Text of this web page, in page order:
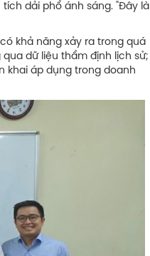
dải phổ ánh sáng. "Đây là
khả năng xảy ra trong quá
dữ liệu thẩm định lịch sử;
khai áp dụng trong doanh